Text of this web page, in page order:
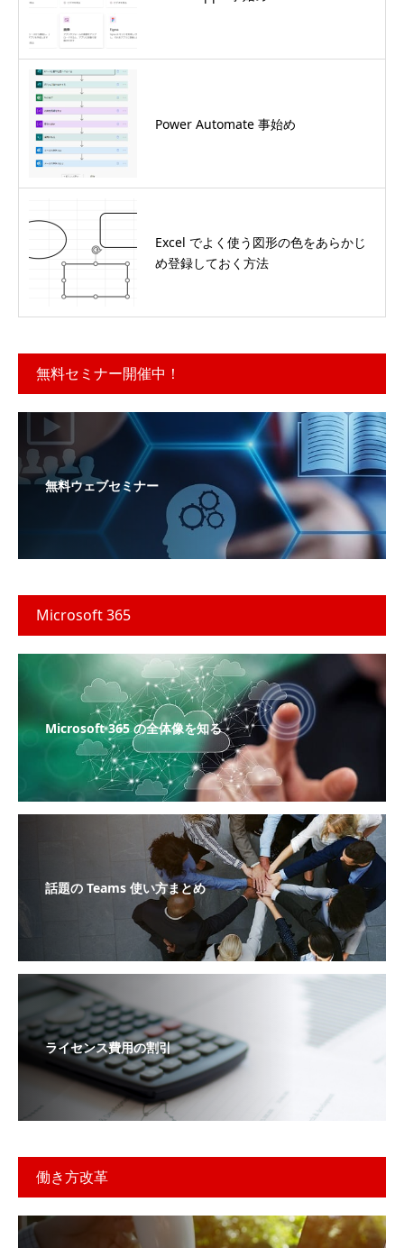
Power Automate 事始め
Excel でよく使う図形の色をあらかじ
め登録しておく方法
無料セミナー開催中！
無料ウェブセミナー
Microsoft 365
Microsoft 365 の全体像を知る
話題の Teams 使い方まとめ
ライセンス費用の割引
働き方改革